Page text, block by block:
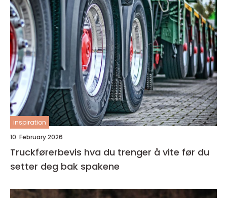
inspiration
10. February 2026
Truckførerbevis hva du trenger å vite før du
setter deg bak spakene